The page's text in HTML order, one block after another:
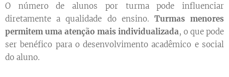
O número de alunos por turma pode influenciar
diretamente a qualidade do ensino. Turmas menores
permitem uma atenção mais individualizada, o que pode
ser benéfico para o desenvolvimento acadêmico e social
do aluno.